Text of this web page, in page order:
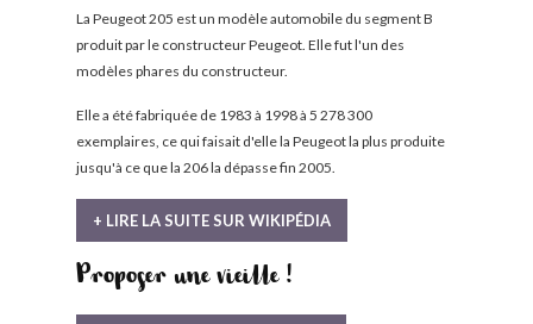
La Peugeot 205 est un modèle automobile du segment B
produit par le constructeur Peugeot. Elle fut l'un des
modèles phares du constructeur.
Elle a été fabriquée de 1983 à 1998 à 5 278 300
exemplaires, ce qui faisait d'elle la Peugeot la plus produite
jusqu'à ce que la 206 la dépasse fin 2005.
+ LIRE LA SUITE SUR WIKIPÉDIA
Proposer une vieille !